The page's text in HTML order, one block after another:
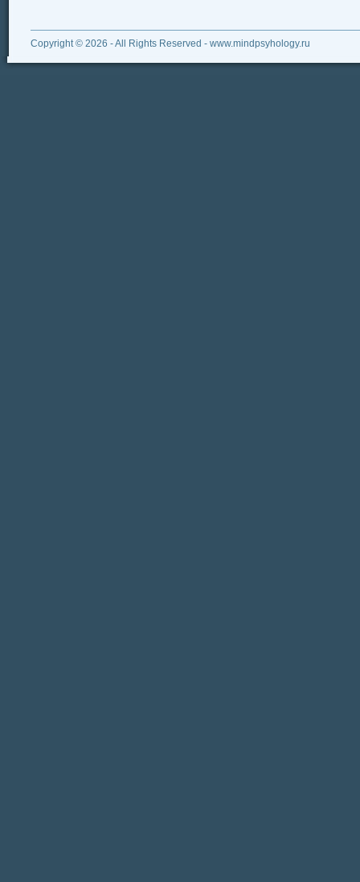
Copyright © 2026 - All Rights Reserved - www.mindpsyhology.ru